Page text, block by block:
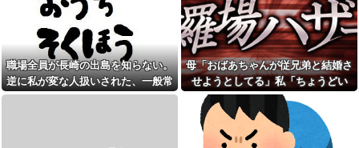
女」と言いふらされて・・・
母「おばあちゃんが従兄弟と
結婚させようとしてる」私「ち
ょうどいい、その話利用する
わ」→3日後にまさかの展開…
家族の食事会で席を立った夫
に冗談で「デザート取ってきて
ー(笑)」と話しかけたら、無言で
読スルー」して強引に出勤させ
た。無事に終わった夜、後輩か
ら届いた「意味深なLINE」の内
容に血の気が引いた話←完全に
未読スルー見抜かれてて草
激混みのはずの東京駅で鍵が
空いているコインロッカーが散
見、「ラッキー」と思って中を
確認してみると……
【画像】男、いくらイケメン
でも『30年』でクソジジいにな
ってしまう
職場全員が長崎の出島を知らない。
逆に私が変な人扱いされた、一般常
識だと思ってたのに
母「おばあちゃんが従兄弟と結婚さ
せようとしてる」私「ちょうどい
い、その話利用するわ」→3日後に
まさかの展開…